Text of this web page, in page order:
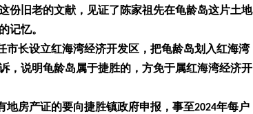
份旧老的文献，见证了陈家祖先在龟龄岛这片土地
记忆。
长设立红海湾经济开发区，把龟龄岛划入红海湾
，说明龟龄岛属于捷胜的，方免于属红海湾经济开
地房产证的要向捷胜镇政府申报，事至2024年每户